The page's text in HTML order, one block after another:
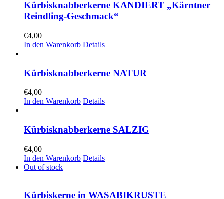
Kürbisknabberkerne KANDIERT „Kärntner
Reindling-Geschmack“
€4,00
In den Warenkorb Details
Kürbisknabberkerne NATUR
€4,00
In den Warenkorb Details
Kürbisknabberkerne SALZIG
€4,00
In den Warenkorb Details
Out of stock
Kürbiskerne in WASABIKRUSTE